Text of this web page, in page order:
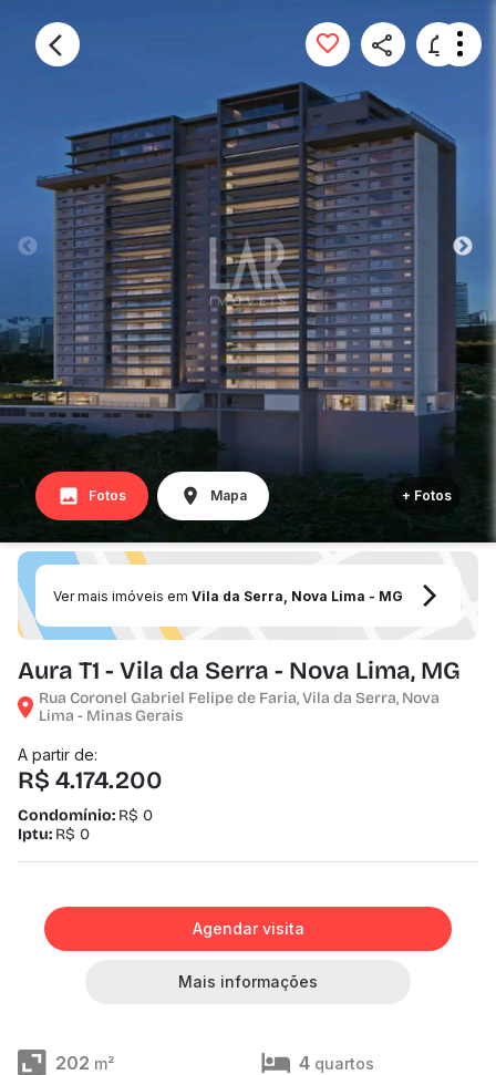
Fotos Mapa + Fotos
Ver mais imóveis em Vila da Serra, Nova Lima - MG
Aura T1 - Vila da Serra - Nova Lima, MG
Rua Coronel Gabriel Felipe de Faria, Vila da Serra, Nova
Lima - Minas Gerais
A partir de:
R$ 4.174.200
Condomínio: R$ 0
Iptu: R$ 0
Agendar visita
Mais informações
202 m² 4 quartos